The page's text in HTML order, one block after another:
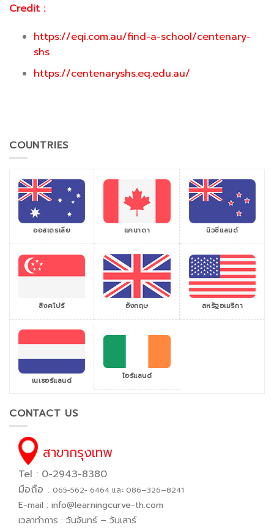
Credit :
https://eqi.com.au/find-a-school/centenary-
shs
https://centenaryshs.eq.edu.au/
COUNTRIES
ออสเตรเลีย แคนาดา นิวซีแลนด์
สิงคโปร์ อังกฤษ สหรัฐอเมริกา
เนเธอร์แลนด์ ไอร์แลนด์
CONTACT US
สาขากรุงเทพ
Tel : 0-2943-8380
มือถือ : 065−562− 6464 และ 086–326–8241
E-mail : info@learningcurve-th.com
เวลาทำการ : วันจันทร์ – วันเสาร์